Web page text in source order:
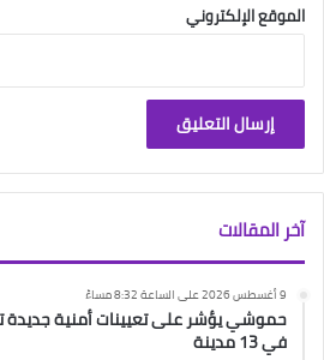
الموقع الإلكتروني
آخر المقالات
9 أغسطس 2026 على الساعة 8:32 مساءً
في 13 مدينة